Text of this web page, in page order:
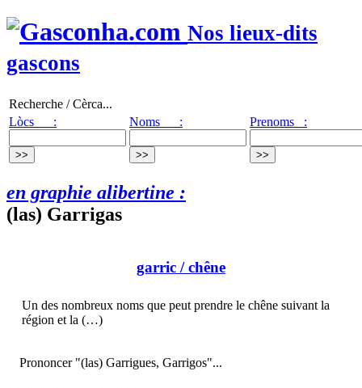
Nos lieux-dits
gascons
Recherche / Cèrca...
Lòcs :
Noms : Prenoms :
en graphie alibertine :
(las) Garrigas
garric / chêne
Un des nombreux noms que peut prendre le chêne suivant la
région et la (…)
Prononcer "(las) Garrigues, Garrigos"...